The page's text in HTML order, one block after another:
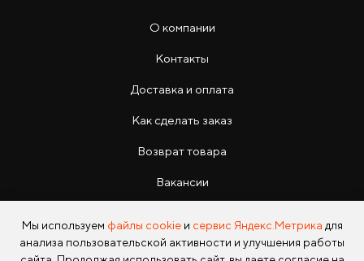
О компании
Контакты
Доставка и оплата
Как сделать заказ
Возврат товара
Вакансии
Мы используем файлы cookieи сервис Яндекс.Метрика для
анализа пользовательской активности и улучшения работы